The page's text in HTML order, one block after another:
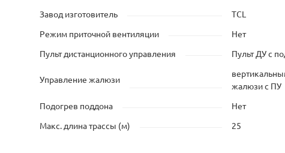
Завод изготовитель TCL
Режим приточной вентиляции Нет
Пульт дистанционного управления Пульт ДУ с
Управление жалюзи
жалюзи с ПУ
Подогрев поддона Нет
Макс. длина трассы (м) 25